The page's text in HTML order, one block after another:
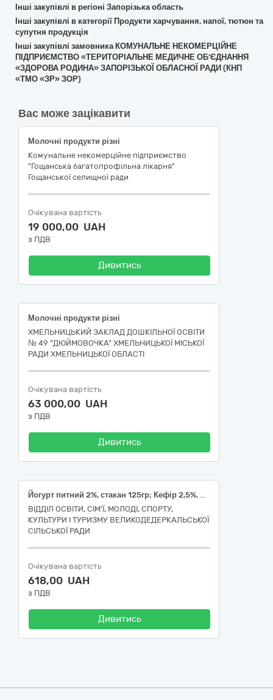
Інші закупівлі в регіоні Запорізька область
Інші закупівлі в категорії Продукти харчування, напої, тютюн та
супутня продукція
Інші закупівлі замовника КОМУНАЛЬНЕ НЕКОМЕРЦІЙНЕ
ПІДПРИЄМСТВО «ТЕРИТОРІАЛЬНЕ МЕДИЧНЕ ОБ’ЄДНАННЯ
«ЗДОРОВА РОДИНА» ЗАПОРІЗЬКОЇ ОБЛАСНОЇ РАДИ (КНП
«ТМО «ЗР» ЗОР)
Вас може зацікавити
Молочні продукти різні
Комунальне некомерційне підприємство
"Гощанська багатопрофільна лікарня"
Гощанської селищної ради
Очікувана вартість
19 000,00 UAH
з ПДВ
Дивитись
Молочні продукти різні
ХМЕЛЬНИЦЬКИЙ ЗАКЛАД ДОШКІЛЬНОЇ ОСВІТИ
№ 49 "ДЮЙМОВОЧКА" ХМЕЛЬНИЦЬКОЇ МІСЬКОЇ
РАДИ ХМЕЛЬНИЦЬКОЇ ОБЛАСТІ
Очікувана вартість
63 000,00 UAH
з ПДВ
Дивитись
Йогурт питний 2%, стакан 125гр; Кефір 2,5%, 400г, плівка поліетиленова; Сметана, 20%, 400г, плівка поліетиленова
ВІДДІЛ ОСВІТИ, СІМ'Ї, МОЛОДІ, СПОРТУ,
КУЛЬТУРИ І ТУРИЗМУ ВЕЛИКОДЕДЕРКАЛЬСЬКОЇ
СІЛЬСЬКОЇ РАДИ
Очікувана вартість
618,00 UAH
з ПДВ
Дивитись